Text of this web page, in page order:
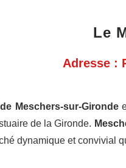
Le
Adresse :
Meschers-sur-Gironde
de la Gironde.
dynamique et convivial